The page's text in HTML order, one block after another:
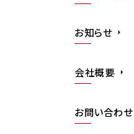
お知らせ
会社概要
お問い合わせ